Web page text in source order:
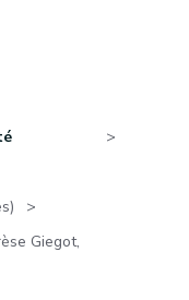
Giegot,